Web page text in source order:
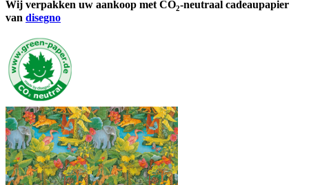
Wij verpakken uw aankoop met CO2-neutraal cadeaupapier
van disegno